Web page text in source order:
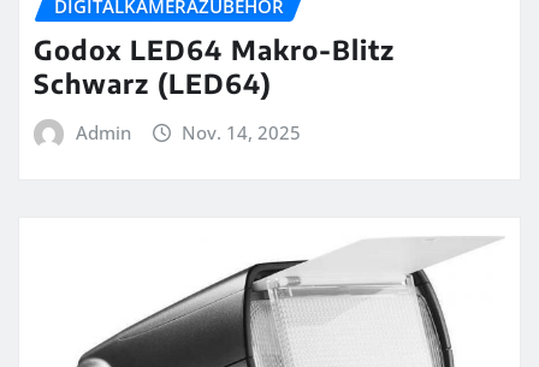
DIGITALKAMERAZUBEHÖR
Godox LED64 Makro-Blitz
Schwarz (LED64)
Admin Nov. 14, 2025